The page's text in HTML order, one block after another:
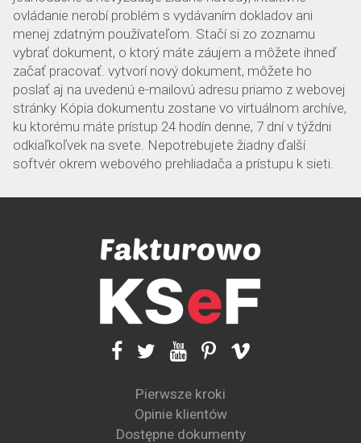
ovládanie nerobí problém s vydávaním dokladov ani
menej zdatným používateľom. Stačí si zo zoznamu
vybrať dokument, o ktorý máte záujem a môžete ihneď
začať pracovať. vytvorí nový dokument, môžete ho
poslať aj na uvedenú e-mailovú adresu priamo z webovej
stránky Kópia dokumentu zostane vo virtuálnom archíve,
ku ktorému máte prístup 24 hodín denne, 7 dní v týždni
odkiaľkoľvek na svete. Nepotrebujete žiadny ďalší
softvér okrem webového prehliadača a prístupu k sieti.
Pierwsze kroki
Opinie klientów
Dostępne dokumenty